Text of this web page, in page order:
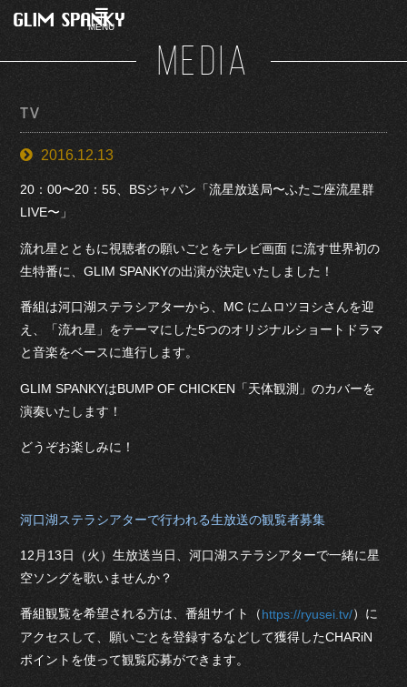
MENU
MEDIA
TV
2016.12.13
20：00〜20：55、BSジャパン「流星放送局〜ふたご座流星群
LIVE〜」
流れ星とともに視聴者の願いごとをテレビ画面 に流す世界初の
生特番に、GLIM SPANKYの出演が決定いたしました！
番組は河口湖ステラシアターから、MC にムロツヨシさんを迎
え、「流れ星」をテーマにした5つのオリジナルショートドラマ
と音楽をベースに進行します。
GLIM SPANKYはBUMP OF CHICKEN「天体観測」のカバーを
演奏いたします！
どうぞお楽しみに！
河口湖ステラシアターで行われる生放送の観覧者募集
12月13日（火）生放送当日、河口湖ステラシアターで一緒に星
空ソングを歌いませんか？
番組観覧を希望される方は、番組サイト（https://ryusei.tv/）に
アクセスして、願いごとを登録するなどして獲得したCHARiN
ポイントを使って観覧応募ができます。